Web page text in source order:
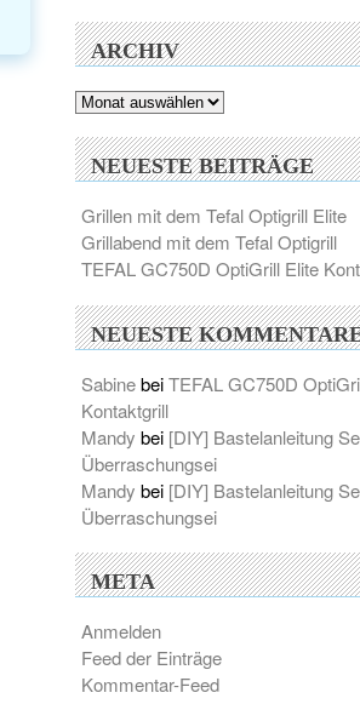
ARCHIV
Archiv
NEUESTE BEITRÄGE
Grillen mit dem Tefal Optigrill Elite
Grillabend mit dem Tefal Optigrill
TEFAL GC750D OptiGrill Elite
NEUESTE
SabinebeiTEFAL GC750D
Kontaktgrill
Mandy bei [DIY] Bastelanleitung
Überraschungsei
Mandy bei [DIY] Bastelanleitung
Überraschungsei
META
Anmelden
Feed der Einträge
Kommentar-Feed